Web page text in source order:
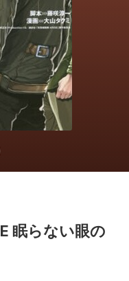
眠らない眼の